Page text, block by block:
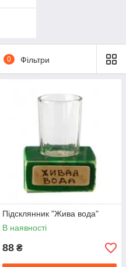
0 Фільтри
Підсклянник "Жива вода"
В наявності
88 ₴